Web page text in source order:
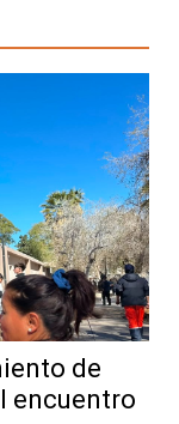
de
encuentro